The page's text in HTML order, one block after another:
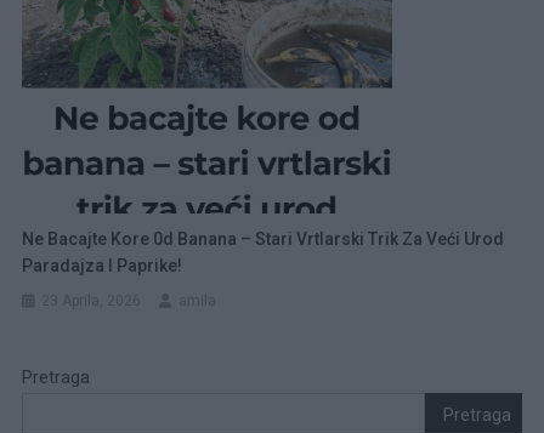
Ne Bacajte Kore 0d Banana – Stari Vrtlarski Trik Za Veći Urod
Paradajza I Paprike!
Pretraga
Pretraga